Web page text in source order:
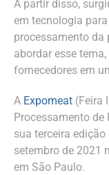
A partir disso,
em tecnologia
processamento da
abordar esse
fornecedores em
A Expomeat (Feira
Processamento
sua terceira
setembro de 2021
em São Paulo.